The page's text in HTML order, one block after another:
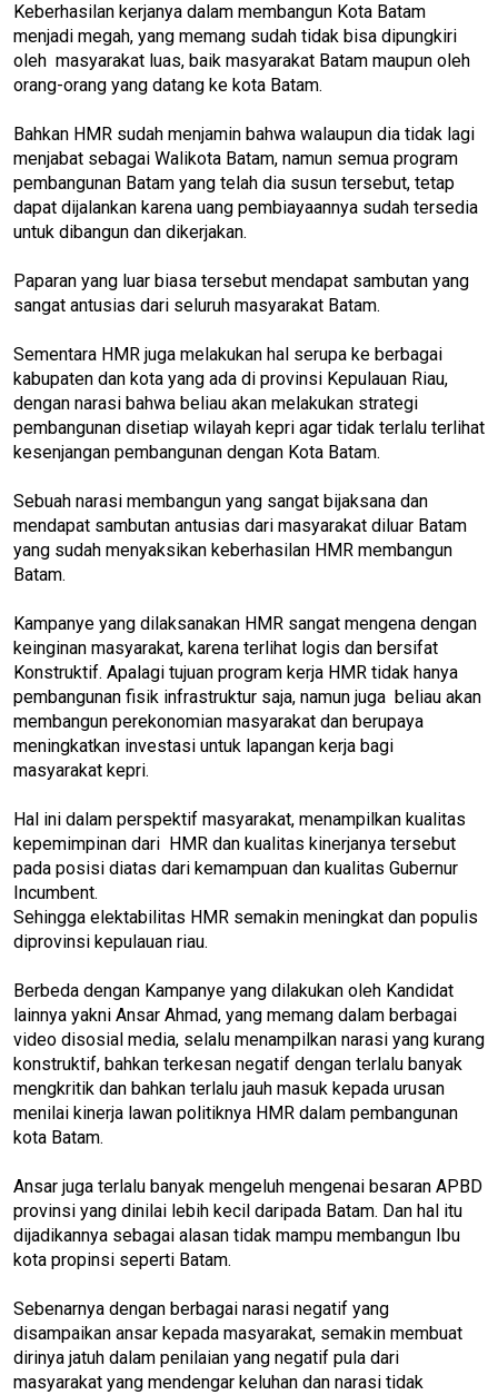
Keberhasilan kerjanya dalam membangun Kota Batam
menjadi megah, yang memang sudah tidak bisa dipungkiri
oleh masyarakat luas, baik masyarakat Batam maupun oleh
orang-orang yang datang ke kota Batam.
Bahkan HMR sudah menjamin bahwa walaupun dia tidak lagi
menjabat sebagai Walikota Batam, namun semua program
pembangunan Batam yang telah dia susun tersebut, tetap
dapat dijalankan karena uang pembiayaannya sudah tersedia
untuk dibangun dan dikerjakan.
Paparan yang luar biasa tersebut mendapat sambutan yang
sangat antusias dari seluruh masyarakat Batam.
Sementara HMR juga melakukan hal serupa ke berbagai
kabupaten dan kota yang ada di provinsi Kepulauan Riau,
dengan narasi bahwa beliau akan melakukan strategi
pembangunan disetiap wilayah kepri agar tidak terlalu terlihat
kesenjangan pembangunan dengan Kota Batam.
Sebuah narasi membangun yang sangat bijaksana dan
mendapat sambutan antusias dari masyarakat diluar Batam
yang sudah menyaksikan keberhasilan HMR membangun
Batam.
Kampanye yang dilaksanakan HMR sangat mengena dengan
keinginan masyarakat, karena terlihat logis dan bersifat
Konstruktif. Apalagi tujuan program kerja HMR tidak hanya
pembangunan fisik infrastruktur saja, namun juga beliau akan
membangun perekonomian masyarakat dan berupaya
meningkatkan investasi untuk lapangan kerja bagi
masyarakat kepri.
Hal ini dalam perspektif masyarakat, menampilkan kualitas
kepemimpinan dari HMR dan kualitas kinerjanya tersebut
pada posisi diatas dari kemampuan dan kualitas Gubernur
Incumbent.
Sehingga elektabilitas HMR semakin meningkat dan populis
diprovinsi kepulauan riau.
Berbeda dengan Kampanye yang dilakukan oleh Kandidat
lainnya yakni Ansar Ahmad, yang memang dalam berbagai
video disosial media, selalu menampilkan narasi yang kurang
konstruktif, bahkan terkesan negatif dengan terlalu banyak
mengkritik dan bahkan terlalu jauh masuk kepada urusan
menilai kinerja lawan politiknya HMR dalam pembangunan
kota Batam.
Ansar juga terlalu banyak mengeluh mengenai besaran APBD
provinsi yang dinilai lebih kecil daripada Batam. Dan hal itu
dijadikannya sebagai alasan tidak mampu membangun Ibu
kota propinsi seperti Batam.
Sebenarnya dengan berbagai narasi negatif yang
disampaikan ansar kepada masyarakat, semakin membuat
dirinya jatuh dalam penilaian yang negatif pula dari
masyarakat yang mendengar keluhan dan narasi tidak